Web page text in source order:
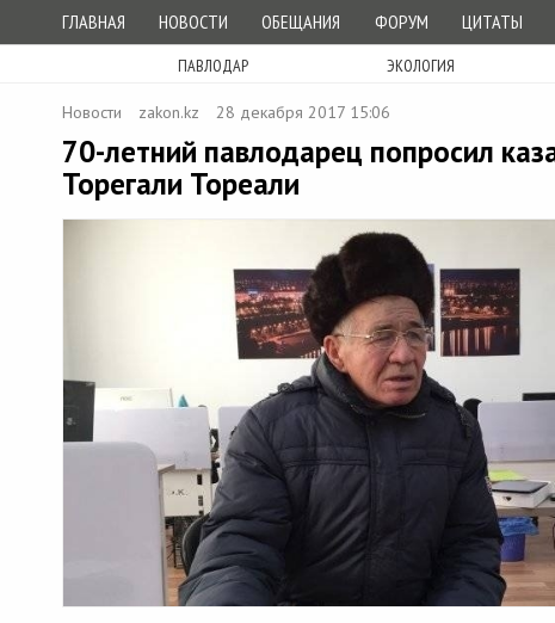
ГЛАВНАЯ НОВОСТИ ОБЕЩАНИЯ ФОРУМ ЦИТАТЫ
ПАВЛОДАР ЭКОЛОГИЯ
Новости zakon.kz 28 декабря 2017 15:06
70-летний павлодарец попросил
Торегали Тореали